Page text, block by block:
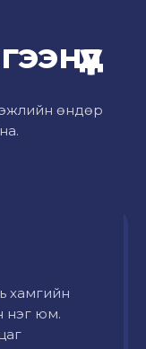
өндөр
хамгийн
нэг юм.